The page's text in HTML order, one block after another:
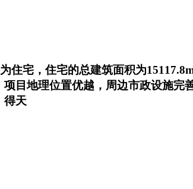
宅，住宅的总建筑面积为
目地理位置优越，周边市政设施完
得天